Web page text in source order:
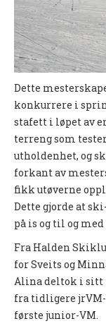
Ny på o-løp?
Nybegynnerkurs
BREDDE
Ny på o-løp?
Nyheter
SYKKEL
BARNEIDRETT
Nyheter og
SKI
Dette
konkurrere i
stafett i løpet av
terreng som
utholdenhet, og
forkant av
fikk utøverne
Dette gjorde at
på is og til og
Fra Halden
for Sveits og
Alina deltok i sitt
fra tidligere
første junior-VM.